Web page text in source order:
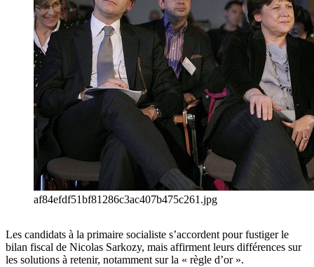
af84efdf51bf81286c3ac407b475c261.jpg
Les candidats à la primaire socialiste s’accordent pour fustiger le
bilan fiscal de Nicolas Sarkozy, mais affirment leurs différences sur
les solutions à retenir, notamment sur la « règle d’or ».